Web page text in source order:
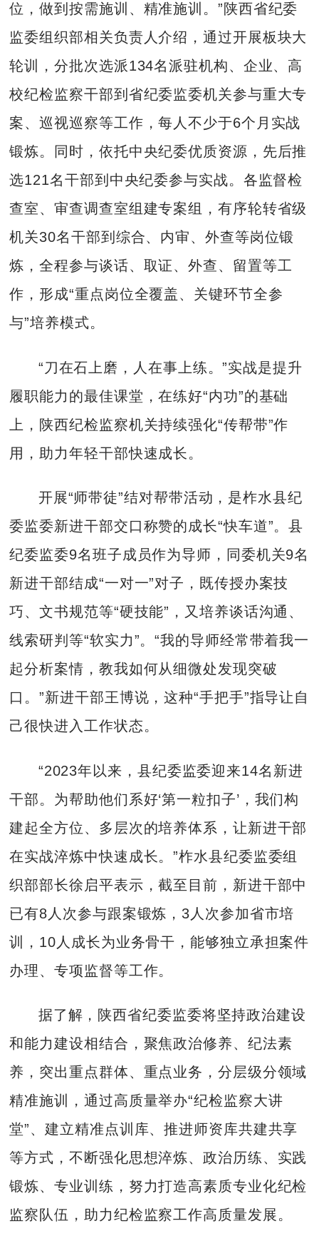
位，做到按需施训、精准施训。”陕西省纪委
监委组织部相关负责人介绍，通过开展板块大
轮训，分批次选派134名派驻机构、企业、高
校纪检监察干部到省纪委监委机关参与重大专
案、巡视巡察等工作，每人不少于6个月实战
锻炼。同时，依托中央纪委优质资源，先后推
选121名干部到中央纪委参与实战。各监督检
查室、审查调查室组建专案组，有序轮转省级
机关30名干部到综合、内审、外查等岗位锻
炼，全程参与谈话、取证、外查、留置等工
作，形成“重点岗位全覆盖、关键环节全参
与”培养模式。
“刀在石上磨，人在事上练。”实战是提升
履职能力的最佳课堂，在练好“内功”的基础
上，陕西纪检监察机关持续强化“传帮带”作
用，助力年轻干部快速成长。
开展“师带徒”结对帮带活动，是柞水县纪
委监委新进干部交口称赞的成长“快车道”。县
纪委监委9名班子成员作为导师，同委机关9名
新进干部结成“一对一”对子，既传授办案技
巧、文书规范等“硬技能”，又培养谈话沟通、
线索研判等“软实力”。“我的导师经常带着我一
起分析案情，教我如何从细微处发现突破
口。”新进干部王博说，这种“手把手”指导让自
己很快进入工作状态。
“2023年以来，县纪委监委迎来14名新进
干部。为帮助他们系好‘第一粒扣子’，我们构
建起全方位、多层次的培养体系，让新进干部
在实战淬炼中快速成长。”柞水县纪委监委组
织部部长徐启平表示，截至目前，新进干部中
已有8人次参与跟案锻炼，3人次参加省市培
训，10人成长为业务骨干，能够独立承担案件
办理、专项监督等工作。
据了解，陕西省纪委监委将坚持政治建设
和能力建设相结合，聚焦政治修养、纪法素
养，突出重点群体、重点业务，分层级分领域
精准施训，通过高质量举办“纪检监察大讲
堂”、建立精准点训库、推进师资库共建共享
等方式，不断强化思想淬炼、政治历练、实践
锻炼、专业训练，努力打造高素质专业化纪检
监察队伍，助力纪检监察工作高质量发展。